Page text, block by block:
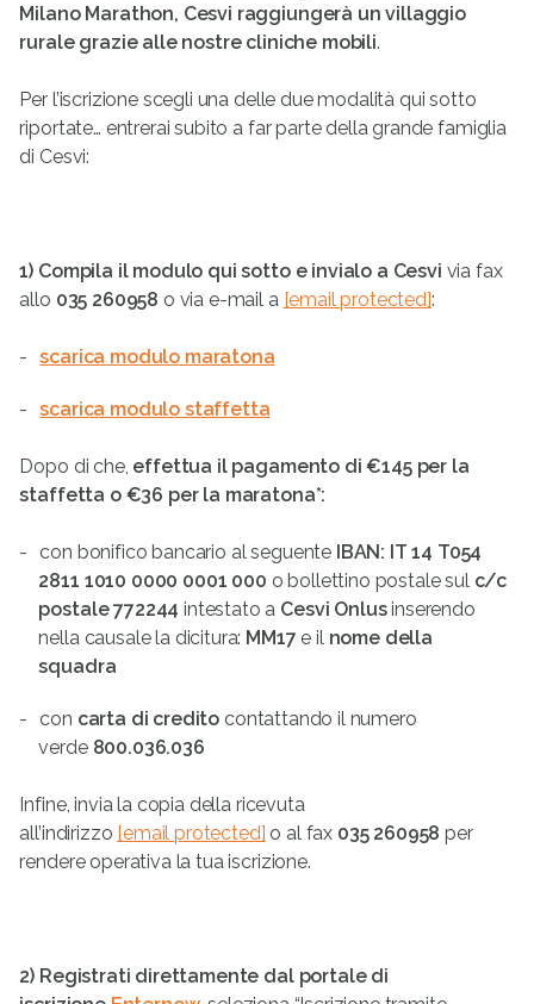
Milano Marathon, Cesvi raggiungerà un villaggio
rurale grazie alle nostre cliniche mobili.
Per l’iscrizione scegli una delle due modalità qui sotto
riportate… entrerai subito a far parte della grande famiglia
di Cesvi:
1) Compila il modulo qui sotto e invialo a Cesvi via fax
allo 035 260958 o via e-mail a [email protected]:
scarica modulo maratona
scarica modulo staffetta
Dopo di che, effettua il pagamento di €145 per la
staffetta o €36 per la maratona*:
con bonifico bancario al seguente IBAN: IT 14 T054
2811 1010 0000 0001 000 o bollettino postale sul c/c
postale 772244intestato a Cesvi Onlusinserendo
nella causale la dicitura: MM17 e il nome della
squadra
con carta di credito contattando il numero
verde 800.036.036
Infine, invia la copia della ricevuta
all’indirizzo [email protected] o al fax 035 260958 per
rendere operativa la tua iscrizione.
2) Registrati direttamente dal portale di